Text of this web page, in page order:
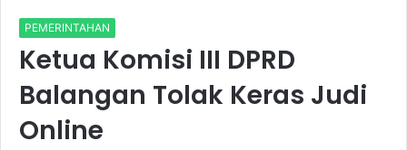
PEMERINTAHAN
Ketua Komisi III DPRD
Balangan Tolak Keras Judi
Online